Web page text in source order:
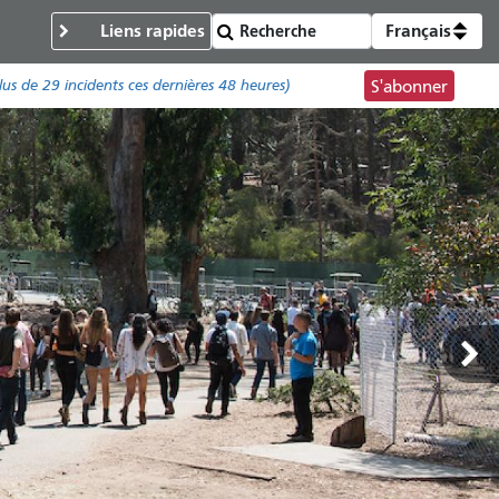
Liens rapides Français
de29 incidents ces dernières 48 heures) S'abonner